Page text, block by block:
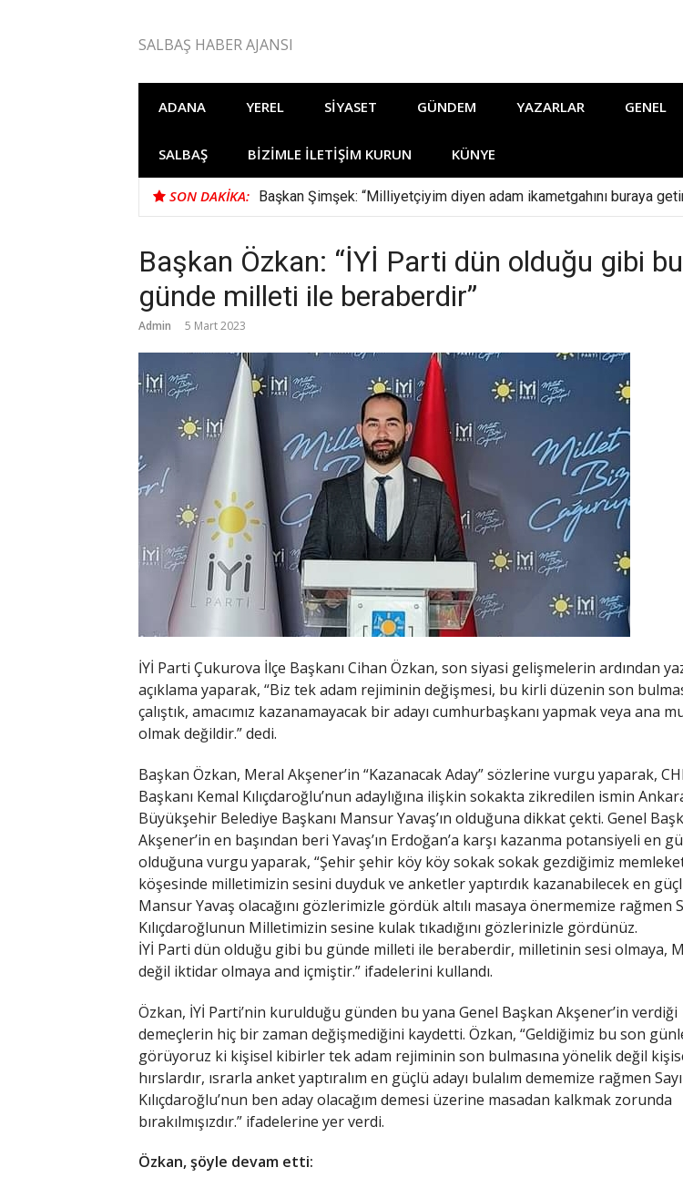
SALBAŞ HABER AJANSI
ADANA YEREL SIYASET GÜNDEM YAZARLAR GENEL
SALBAŞ BIZIMLE İLETIŞIM KURUN KÜNYE
SON DAKIKA: Başkan Şimşek: “Milliyetçiyim diyen adam ikametgahını buraya
Başkan Özkan: “İYİ Parti dün olduğu gibi bu
günde milleti ile beraberdir”
Admin 5 Mart 2023
İYİ Parti Çukurova İlçe Başkanı Cihan Özkan, son siyasi gelişmelerin ardından
açıklama yaparak, “Biz tek adam rejiminin değişmesi, bu kirli düzenin son
çalıştık, amacımız kazanamayacak bir adayı cumhurbaşkanı yapmak veya ana
olmak değildir.” dedi.
Başkan Özkan, Meral Akşener’in “Kazanacak Aday” sözlerine vurgu yaparak,
Başkanı Kemal Kılıçdaroğlu’nun adaylığına ilişkin sokakta zikredilen ismin
Büyükşehir Belediye Başkanı Mansur Yavaş’ın olduğuna dikkat çekti. Genel
Akşener’in en başından beri Yavaş’ın Erdoğan’a karşı kazanma potansiyeli en
olduğuna vurgu yaparak, “Şehir şehir köy köy sokak sokak gezdiğimiz
köşesinde milletimizin sesini duyduk ve anketler yaptırdık kazanabilecek en
Mansur Yavaş olacağını gözlerimizle gördük altılı masaya önermemize rağmen
Kılıçdaroğlunun Milletimizin sesine kulak tıkadığını gözlerinizle gördünüz.
İYİ Parti dün olduğu gibi bu günde milleti ile beraberdir, milletinin sesi olmaya,
değil iktidar olmaya and içmiştir.” ifadelerini kullandı.
Özkan, İYİ Parti’nin kurulduğu günden bu yana Genel Başkan Akşener’in verdiği
demeçlerin hiç bir zaman değişmediğini kaydetti. Özkan, “Geldiğimiz bu son
görüyoruz ki kişisel kibirler tek adam rejiminin son bulmasına yönelik değil
hırslardır, ısrarla anket yaptıralım en güçlü adayı bulalım dememize rağmen
Kılıçdaroğlu’nun ben aday olacağım demesi üzerine masadan kalkmak zorunda
bırakılmışızdır.” ifadelerine yer verdi.
Özkan, şöyle devam etti: